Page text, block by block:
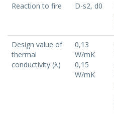
Reaction to fire D-s2, d0
Design value of
thermal
conductivity (λ)
0,13
W/mK
0,15
W/mK